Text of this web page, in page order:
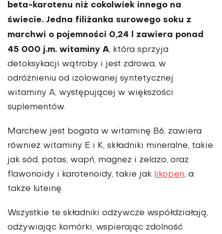
beta-karotenu niż cokolwiek innego na
świecie. Jedna filiżanka su­rowego soku z
marchwi o pojemności 0,24 l zawiera ponad
45 000 j.m. witami­ny A, która sprzyja
detoksykacji wątroby i jest zdrowa, w
odróżnieniu od izolo­wanej syntetycznej
witaminy A, wystę­pującej w większości
suplementów.
Marchew jest bogata w witami­nę B6, zawiera
również witami­ny E i K, składniki mineralne, takie
jak sód, potas, wapń, magnez i żelazo, oraz
flawonoidy i karotenoidy, ta­kie jak
likopen, a
także luteinę.
Wszystkie te składniki odżywcze współdziałają,
odżywiając komór­ki, wspierając zdolność